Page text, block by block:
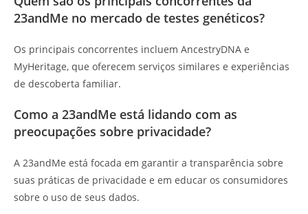
23andMe no mercado de testes genéticos?
Os principais concorrentes incluem AncestryDNA e
MyHeritage, que oferecem serviços similares e experiências
de descoberta familiar.
Como a 23andMe está lidando com as
preocupações sobre privacidade?
A 23andMe está focada em garantir a transparência sobre
suas práticas de privacidade e em educar os consumidores
sobre o uso de seus dados.